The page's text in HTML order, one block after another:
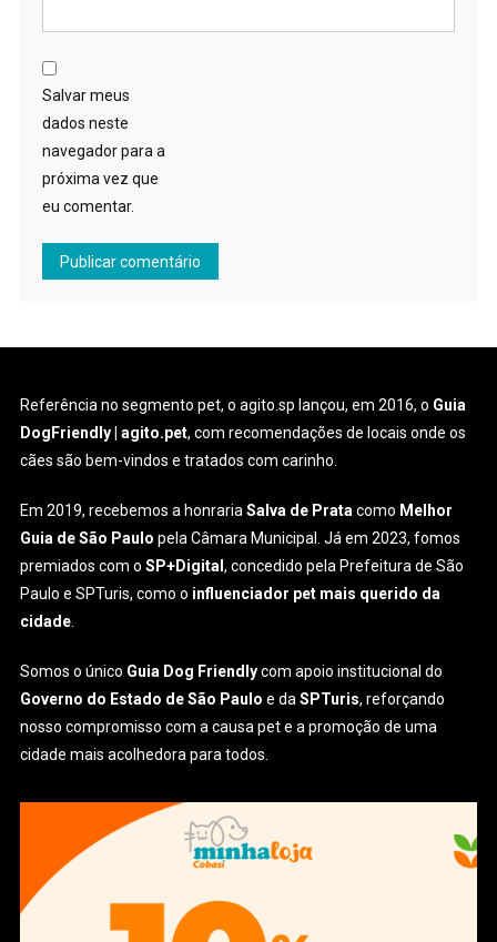
Salvar meus
dados neste
navegador para a
próxima vez que
eu comentar.
Referência no segmento pet, o agito.sp lançou, em 2016, o Guia
DogFriendly | agito.pet, com recomendações de locais onde os
cães são bem-vindos e tratados com carinho.
Em 2019, recebemos a honrariaSalva de Prata como Melhor
Guia de São Paulo pela Câmara Municipal. Já em 2023, fomos
premiados com oSP+Digital, concedido pela Prefeitura de São
Paulo e SPTuris, como o influenciador pet mais querido da
cidade
Somos o único Guia Dog Friendlycom apoio institucional do
Governo do Estado de São Paulo e daSPTuris, reforçando
nosso compromisso com a causa pet e a promoção de uma
cidade mais acolhedora para todos.